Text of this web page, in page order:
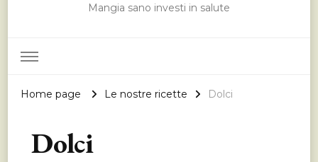
Mangia sano investi in salute
Home page Le nostre ricette Dolci
Dolci